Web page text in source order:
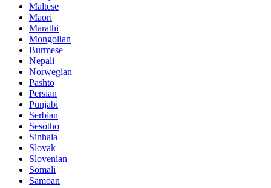
Maltese
Maori
Marathi
Mongolian
Burmese
Nepali
Norwegian
Pashto
Persian
Punjabi
Serbian
Sesotho
Sinhala
Slovak
Slovenian
Somali
Samoan